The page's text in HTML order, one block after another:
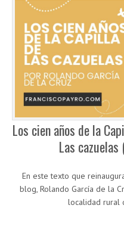
Los cien años de la
Las
En este texto que
blog, Rolando García de la
localidad rural